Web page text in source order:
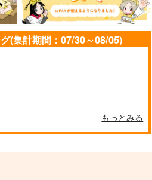
サンプル
作品詳細
三日月宗近×鶴丸国永
サンプル
作品詳細
(集計期間：07/30～08/05)
もっとみる